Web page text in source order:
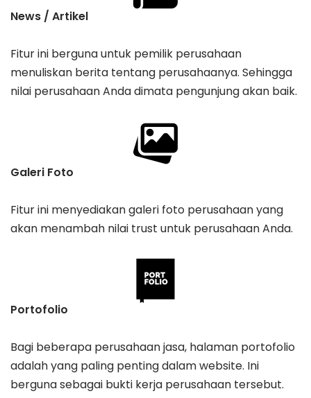
News / Artikel
Fitur ini berguna untuk pemilik perusahaan
menuliskan berita tentang perusahaanya. Sehingga
nilai perusahaan Anda dimata pengunjung akan baik.
Galeri Foto
Fitur ini menyediakan galeri foto perusahaan yang
akan menambah nilai trust untuk perusahaan Anda.
Portofolio
Bagi beberapa perusahaan jasa, halaman portofolio
adalah yang paling penting dalam website. Ini
berguna sebagai bukti kerja perusahaan tersebut.